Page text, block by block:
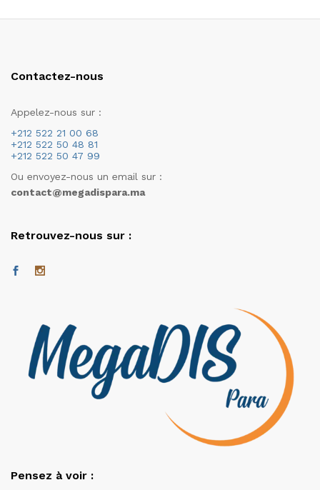
Contactez-nous
Appelez-nous sur :
+212 522 21 00 68
+212 522 50 48 81
+212 522 50 47 99
Ou envoyez-nous un email sur :
contact@megadispara.ma
Retrouvez-nous sur :
Pensez à voir :